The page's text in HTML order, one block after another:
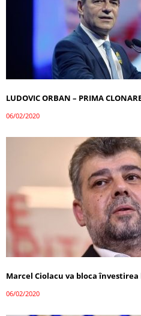
LUDOVIC ORBAN – PRIMA
06/02/2020
Marcel Ciolacu va bloca
06/02/2020